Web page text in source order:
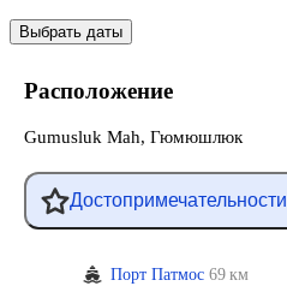
Выбрать даты
Расположение
Gumusluk Mah, Гюмюшлюк
Достопримечательности
Порт Патмос 69 км